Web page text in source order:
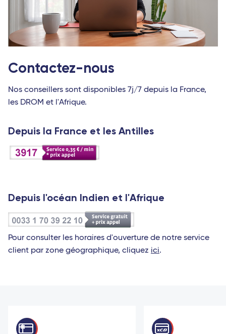
Contactez-nous
Nos conseillers sont disponibles 7j/7 depuis la France,
les DROM et l'Afrique.
Depuis la France et les Antilles
Depuis l'océan Indien et l'Afrique
Pour consulter les horaires d'ouverture de notre service
client par zone géographique, cliquez ici.